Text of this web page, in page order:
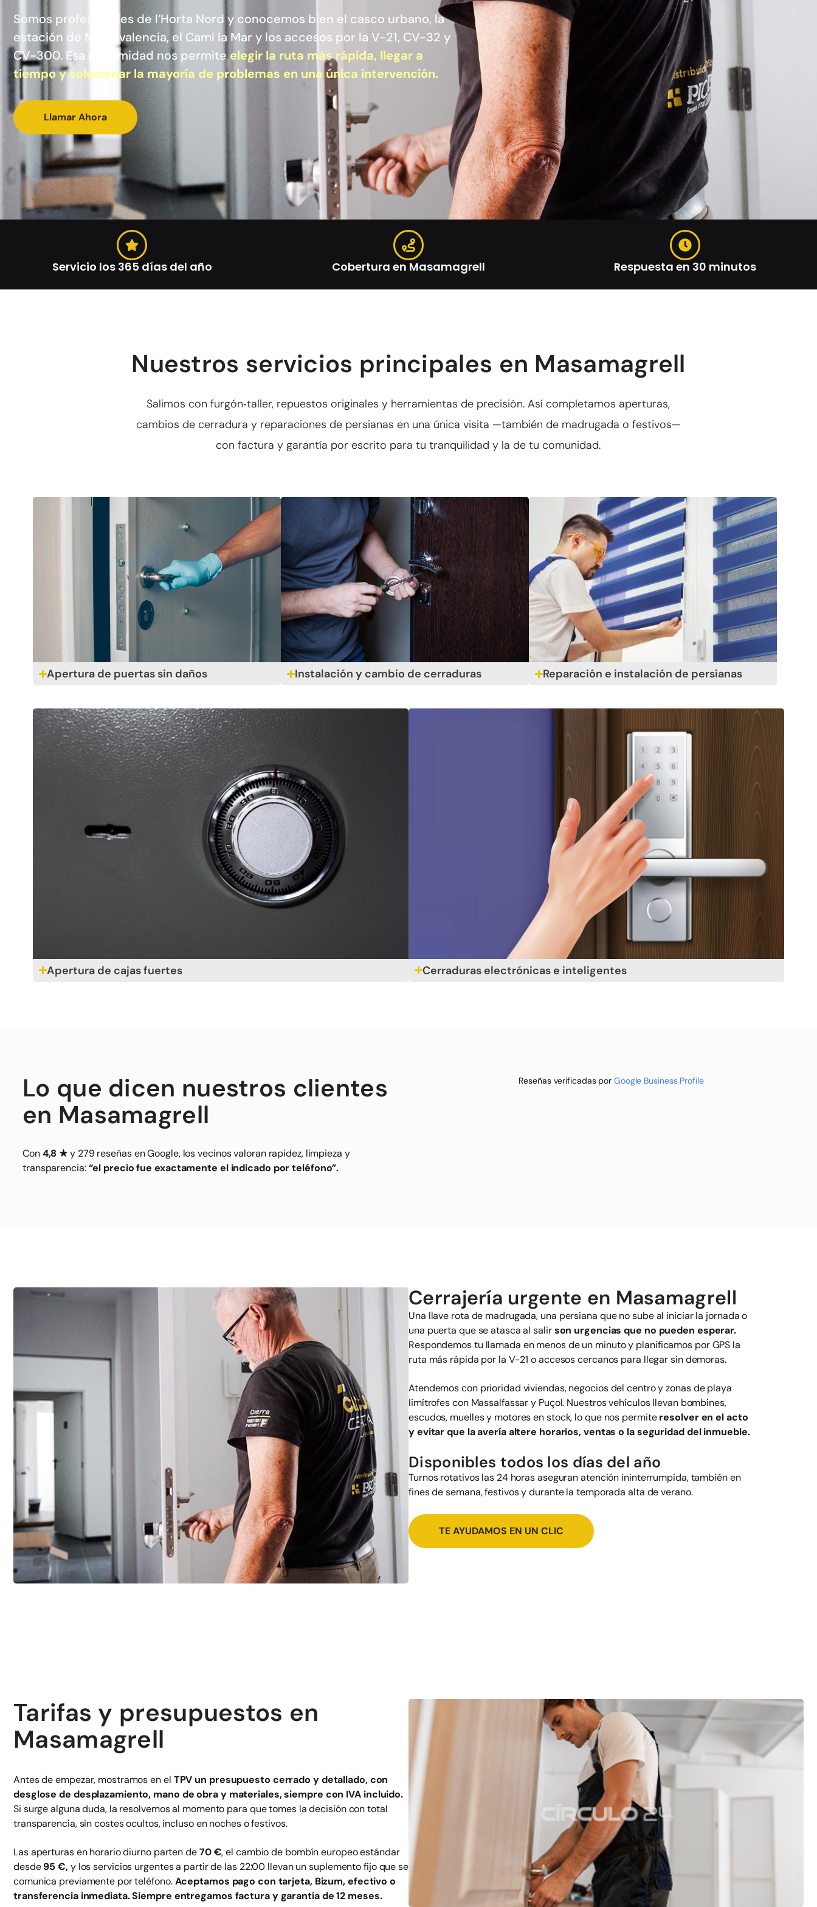
Somos profesionales de l’Horta Nord y conocemos bien el casco urbano, la
estación de Metrovalencia, el Camí la Mar y los accesos por la V-21, CV-32 y
CV-300. Esa proximidad nos permiteelegir la ruta más rápida, llegar a
tiempo y solucionar la mayoría de problemas en una única intervención.
Llamar Ahora
Servicio los 365 días del año Cobertura en Masamagrell Respuesta en 30 minutos
Nuestros servicios principales en Masamagrell
Salimos con furgón‑taller, repuestos originales y herramientas de precisión. Así completamos aperturas,
cambios de cerradura y reparaciones de persianas en una única visita —también de madrugada o festivos—
con factura y garantía por escrito para tu tranquilidad y la de tu comunidad.
Apertura de puertas sin daños Instalación y cambio de cerraduras Reparación e instalación de persianas
Apertura de cajas fuertes Cerraduras electrónicas e inteligentes
Lo que dicen nuestros clientes
en Masamagrell
Con4,8 ★y 279 reseñas en Google, los vecinos valoran rapidez, limpieza y
transparencia:“el precio fue exactamente el indicado por teléfono”.
Reseñas verificadas por Google Business Profile
Cerrajería urgente en Masamagrell
Una llave rota de madrugada, una persiana que no sube al iniciar la jornada o
una puerta que se atasca al salirson urgencias que no pueden esperar.
Respondemos tu llamada en menos de un minuto y planificamos por GPS la
ruta más rápida por la V-21 o accesos cercanos para llegar sin demoras.
Atendemos con prioridad viviendas, negocios del centro y zonas de playa
limítrofes con Massalfassar y Puçol. Nuestros vehículos llevan bombines,
escudos, muelles y motores en stock, lo que nos permiteresolver en el acto
y evitar que la avería altere horarios, ventas o la seguridad del inmueble.
Disponibles todos los días del año
Turnos rotativos las 24 horas aseguran atención ininterrumpida, también en
fines de semana, festivos y durante la temporada alta de verano.
TE AYUDAMOS EN UN CLIC
Tarifas y presupuestos en
Masamagrell
Antes de empezar, mostramos en el TPV un presupuesto cerrado y detallado, con
desglose de desplazamiento, mano de obra y materiales, siempre con IVA incluido.
Si surge alguna duda, la resolvemos al momento para que tomes la decisión con total
transparencia, sin costes ocultos, incluso en noches o festivos.
Las aperturas en horario diurno parten de70 €, el cambio de bombín europeo estándar
desde95 €,y los servicios urgentes a partir de las 22:00 llevan un suplemento fijo que se
comunica previamente por teléfono.Aceptamos pago con tarjeta, Bizum, efectivo o
transferencia inmediata. Siempre entregamos factura y garantía de 12 meses.